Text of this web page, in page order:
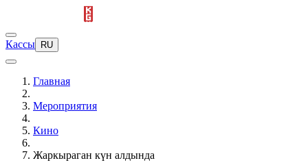
Кассы RU
Главная
Мероприятия
Кино
Жаркыраган күн алдында